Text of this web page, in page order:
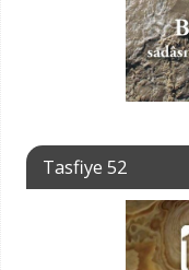
Tasfiye 52